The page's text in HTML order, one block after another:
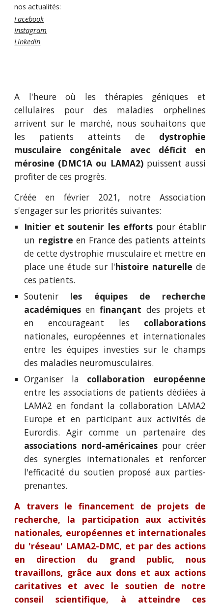
nos actualités:
Facebook
Instagram
LinkedIn
A l'heure où les thérapies géniques et
cellulaires pour des maladies orphelines
arrivent sur le marché, nous souhaitons que
les patients atteints de dystrophie
musculaire congénitale avec déficit en
mérosine (DMC1A ou LAMA2)puissent aussi
profiter de ces progrès.
Créée en février 2021, notre Association
s'engager sur les priorités suivantes:
Initier et soutenir les efforts pour établir
un registre en France des patients atteints
de cette dystrophie musculaire et mettre en
place une étude sur l'histoire naturelle de
ces patients.
Soutenir les équipes de recherche
académiques enfinançant des projets et
en encourageant les collaborations
nationales, européennes et internationales
entre les équipes investies sur le champs
des maladies neuromusculaires.
Organiser la collaboration européenne
entre les associations de patients dédiées à
LAMA2 en fondant la collaboration LAMA2
Europe et en participant aux activités de
Eurordis. Agir comme un partenaire des
associations nord-américainespour créer
des synergies internationales et renforcer
l'efficacité du soutien proposé aux parties-
prenantes.
A travers le financement de projets de
recherche, la participation aux activités
nationales, européennes et internationales
du 'réseau' LAMA2-DMC, et par des actions
en direction du grand public, nous
travaillons, grâce aux dons et aux actions
caritatives et avec le soutien de notre
conseil scientifique, à atteindre ces